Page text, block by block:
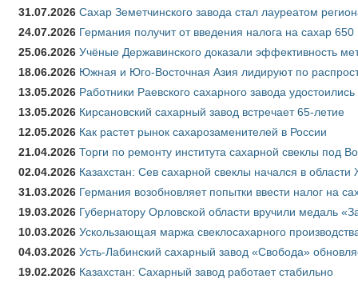
31.07.2026 Сахар Земетчинского завода стал лауреатом
24.07.2026 Германия получит от введения налога на сахар
25.06.2026 Учёные Державинского доказали эффективность
18.06.2026 Южная и Юго-Восточная Азия лидируют по
13.05.2026 Работники Раевского сахарного завода удостоились
13.05.2026 Кирсановский сахарный завод встречает 65-летие
12.05.2026 Как растет рынок сахарозаменителей в России
21.04.2026 Торги по ремонту института сахарной свеклы под
02.04.2026 Казахстан: Сев сахарной свеклы начался в области
31.03.2026 Германия возобновляет попытки ввести налог на
19.03.2026 Губернатору Орловской области вручили медаль
10.03.2026 Ускользающая маржа свеклосахарного
04.03.2026 Усть-Лабинский сахарный завод «Свобода»
19.02.2026 Казахстан: Сахарный завод работает стабильно